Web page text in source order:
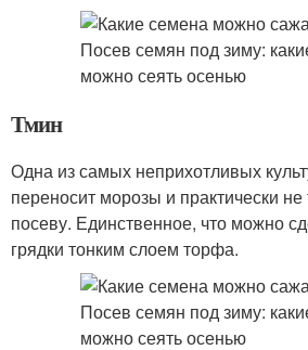
Тмин
Одна из самых неприхотливых
переносит морозы и практически не
посеву. Единственное, что можно
грядки тонким слоем торфа.